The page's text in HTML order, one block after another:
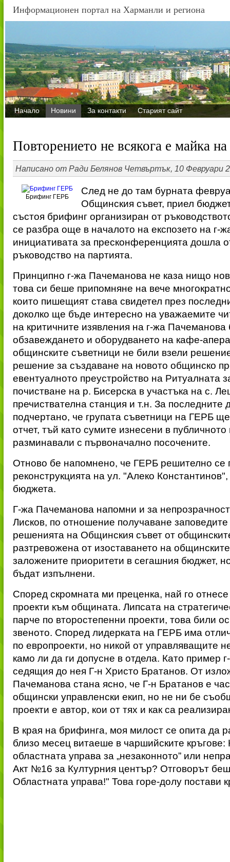
Информационен портал на Харманли и региона
Начало Новини За контакти Старият сайт
Повторението не всякога е майка на
Написано от Ради Белянов Четвъртък, 10 Февруари
Брифинг ГЕРБ
След не до там бурната
Общинския съвет, приел
състоя брифинг организиран от
се разбра още в началото на експозето на г-
инициативата за пресконференцията дошла
ръководство на партията.
Принципно г-жа Пачеманова не каза нищо
това си беше припомняне на вече
които пишещият става свидетел през
доколко ще бъде интересно на уважаемите
на критичните изявления на г-жа
обзавеждането и оборудването на кафе-
общинските съветници не били взели
решение за създаване на новото общинско
евентуалното преустройство на Ритуалната
почистване на р. Бисерска в участъка на с.
пречиствателна станция и т.н. За последните
подчертано, че групата съветници на ГЕРБ
отчет, тъй като сумите изнесени в
разминавали с първоначално посочените.
Отново бе напомнено, че ГЕРБ решително се
реконструкцията на ул. "Алеко
бюджета.
Г-жа Пачеманова напомни и за
Лисков, по отношение получаване
решенията на Общинския съвет от
разтревожена от изоставането на
заложените приоритети в сегашния бюджет,
бъдат изпълнени.
Според скромната ми преценка, най го
проекти към общината. Липсата на
парче по второстепенни проекти, това били
звеното. Според лидерката на ГЕРБ има
по европроекти, но никой от управляващите
камо ли да ги допусне в отдела. Като пример
седящия до нея Г-н Христо Братанов. От
Пачеманова стана ясно, че Г-н Братанов е
общински управленски екип, но не ни бе
проекти е автор, кои от тях и как са
В края на брифинга, моя милост се опита да
близо месец витаеше в чаршийските
областната управа за „незаконното” или
Акт №16 за Културния център? Отговорът
Областната управа!" Това горе-долу постави